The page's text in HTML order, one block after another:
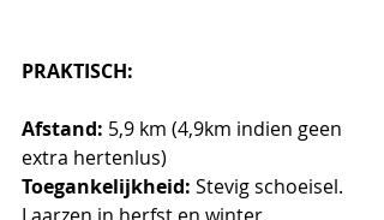
PRAKTISCH:
Afstand: 5,9 km (4,9km indien geen
extra hertenlus)
Toegankelijkheid: Stevig schoeisel.